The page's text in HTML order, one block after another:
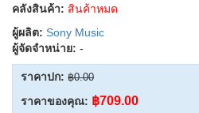
คลังสินค้า: สินค้าหมด
ผู้ผลิต: Sony Music
ผู้จัดจำหน่าย: -
ราคาปก: ฿0.00
ราคาของคุณ: ฿709.00